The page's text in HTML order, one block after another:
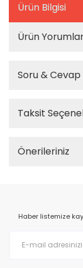
Ürün Bilgisi
Ürün
Soru & Cevap
Taksit
Önerileriniz
Haber listemize